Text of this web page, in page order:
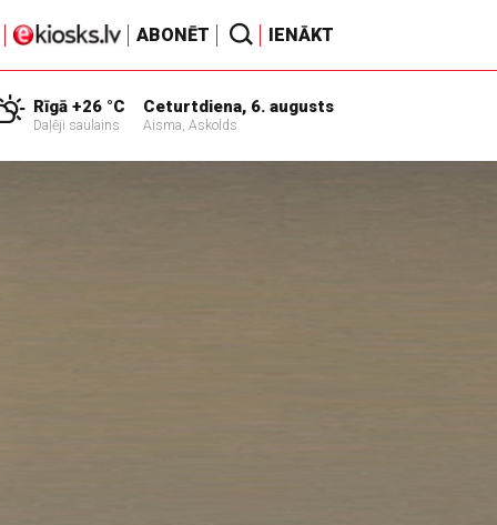
ABONĒT IENĀKT
Rīgā +26 °C
Daļēji saulains
Ceturtdiena, 6. augusts
Aisma, Askolds